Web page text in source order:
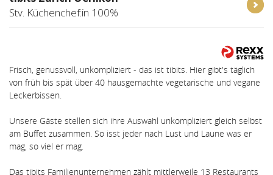
Stv. Küchenchef:in 100%
Frisch, genussvoll, unkompliziert - das ist tibits. Hier gibt's täglich
von früh bis spät über 40 hausgemachte vegetarische und vegane
Leckerbissen.
Unsere Gäste stellen sich ihre Auswahl unkompliziert gleich selbst
am Buffet zusammen. So isst jeder nach Lust und Laune was er
mag, so viel er mag.
Das tibits Familienunternehmen zählt mittlerweile 13 Restaurants